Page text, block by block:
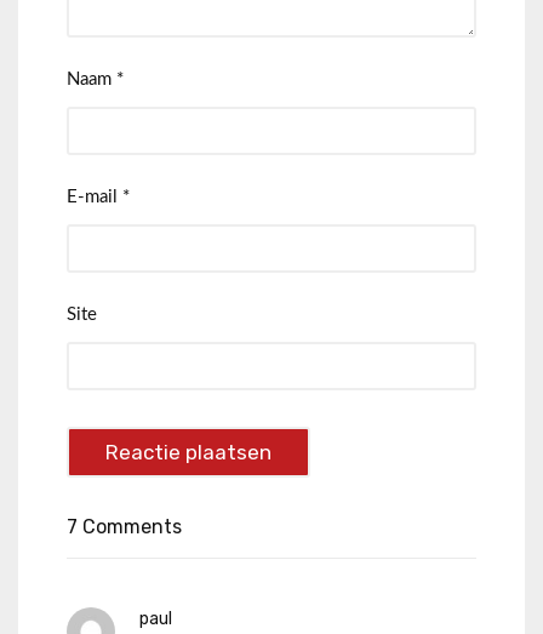
Naam *
E-mail *
Site
7 Comments
paul